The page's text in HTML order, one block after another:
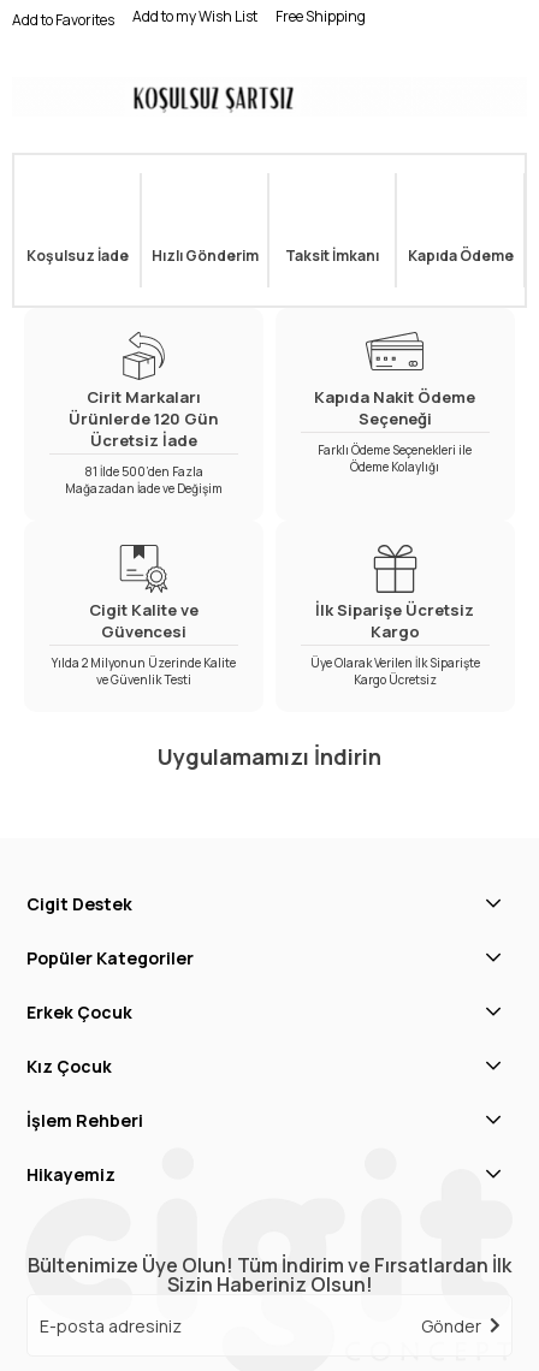
Add to Favorites Add to my Wish List Free Shipping
Koşulsuz İade Hızlı Gönderim Taksit İmkanı Kapıda Ödeme
Cirit Markaları
Ürünlerde 120 Gün
Ücretsiz İade
81 İlde 500’den Fazla
Mağazadan İade ve Değişim
Kapıda Nakit Ödeme
Seçeneği
Farklı Ödeme Seçenekleri ile
Ödeme Kolaylığı
Cigit Kalite ve
Güvencesi
Yılda 2 Milyonun Üzerinde Kalite
ve Güvenlik Testi
İlk Siparişe Ücretsiz
Kargo
Üye Olarak Verilen İlk Siparişte
Kargo Ücretsiz
Uygulamamızı İndirin
Cigit Destek
Popüler Kategoriler
Erkek Çocuk
Kız Çocuk
İşlem Rehberi
Hikayemiz
Bültenimize Üye Olun! Tüm İndirim ve Fırsatlardan İlk
Sizin Haberiniz Olsun!
Gönder